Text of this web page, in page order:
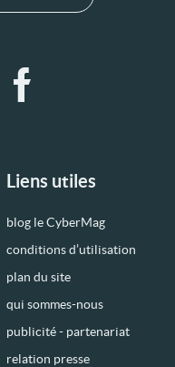
Liens utiles
blog le CyberMag
conditions d’utilisation
plan du site
qui sommes-nous
publicité - partenariat
relation presse